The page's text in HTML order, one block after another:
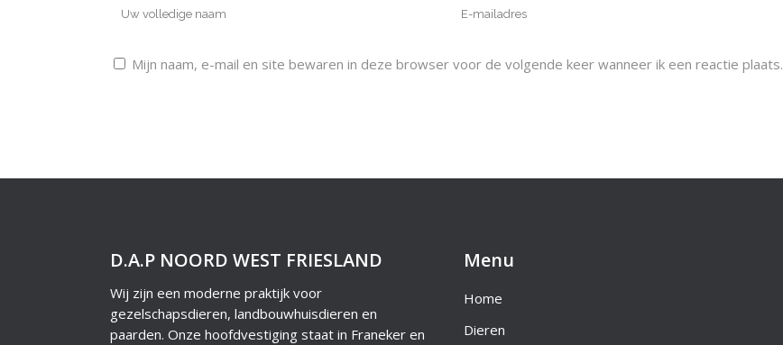
Mijn naam, e-mail en site bewaren in deze browser voor de volgende keer wanneer ik een reactie plaats.
D.A.P NOORD WEST FRIESLAND
Wij zijn een moderne praktijk voor
gezelschapsdieren, landbouwhuisdieren en
paarden. Onze hoofdvestiging staat in Franeker en
Menu
Home
Dieren